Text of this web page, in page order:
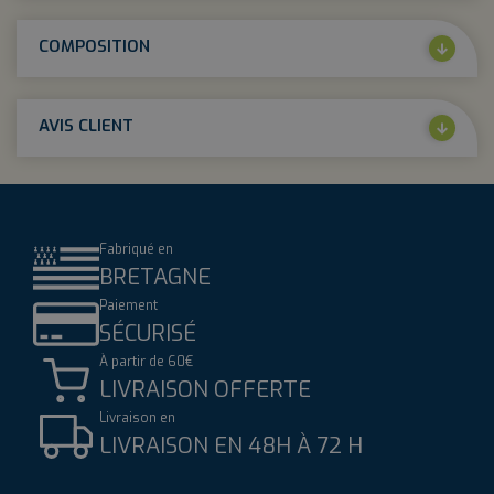
COMPOSITION
AVIS CLIENT
Fabriqué en
BRETAGNE
Paiement
SÉCURISÉ
À partir de 60€
LIVRAISON OFFERTE
Livraison en
LIVRAISON EN 48H À 72 H